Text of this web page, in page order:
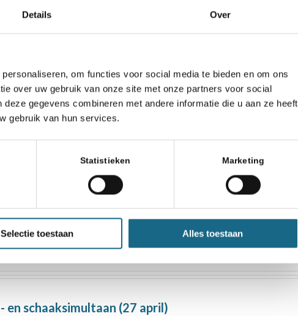
Details Over
om functies voor social media te bieden en om ons
over uw gebruik van onze site met onze partners voor social
gegevens combineren met andere informatie die u aan ze heeft
gebruik van hun services.
Statistieken Marketing
Selectie toestaan Alles toestaan
keer besteld
en schaaksimultaan (27 april)